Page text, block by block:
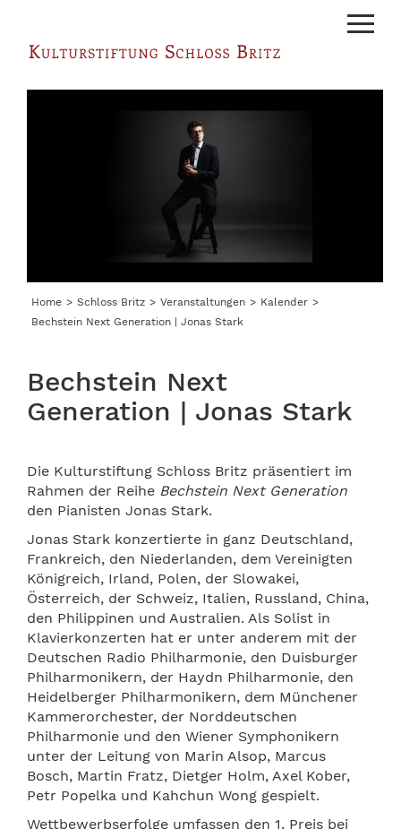
Menu
Home Schloss Britz Veranstaltungen
Kalender
Bechstein Next Generation | Jonas Stark
Bechstein Next
Generation | Jonas Stark
Die Kulturstiftung Schloss Britz präsentiert im
Rahmen der Reihe Bechstein Next Generation
den Pianisten Jonas Stark.
Jonas Stark konzertierte in ganz Deutschland,
Frankreich, den Niederlanden, dem Vereinigten
Königreich, Irland, Polen, der Slowakei,
Österreich, der Schweiz, Italien, Russland, China,
den Philippinen und Australien. Als Solist in
Klavierkonzerten hat er unter anderem mit der
Deutschen Radio Philharmonie, den Duisburger
Philharmonikern, der Haydn Philharmonie, den
Heidelberger Philharmonikern, dem Münchener
Kammerorchester, der Norddeutschen
Philharmonie und den Wiener Symphonikern
unter der Leitung von Marin Alsop, Marcus
Bosch, Martin Fratz, Dietger Holm, Axel Kober,
Petr Popelka und Kahchun Wong gespielt.
Wettbewerbserfolge umfassen den 1. Preis bei